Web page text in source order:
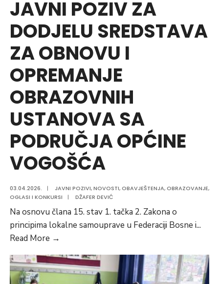
JAVNI POZIV ZA
DODJELU SREDSTAVA
ZA OBNOVU I
OPREMANJE
OBRAZOVNIH
USTANOVA SA
PODRUČJA OPĆINE
VOGOŠĆA
03.04.2026. | JAVNI POZIVI,NOVOSTI,OBAVJEŠTENJA,OBRAZOVANJE,
OGLASI I KONKURSI
| DŽAFER DEVIĆ
Na osnovu člana 15. stav 1. tačka 2. Zakona o
principima lokalne samouprave u Federaciji Bosne i...
Read More →
ZA
DODJELU